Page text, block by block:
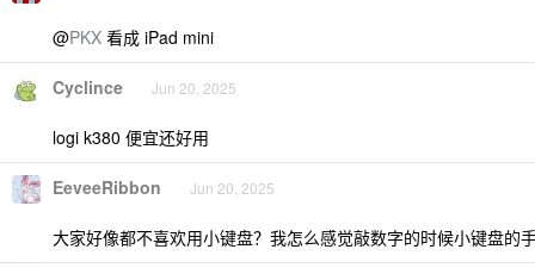
@PKX 看成 iPad mini
Cyclince Jun 20, 2025
logi k380 便宜还好用
EeveeRibbon Jun 20, 2025
大家好像都不喜欢用小键盘？我怎么感觉敲数字的时候小键盘的